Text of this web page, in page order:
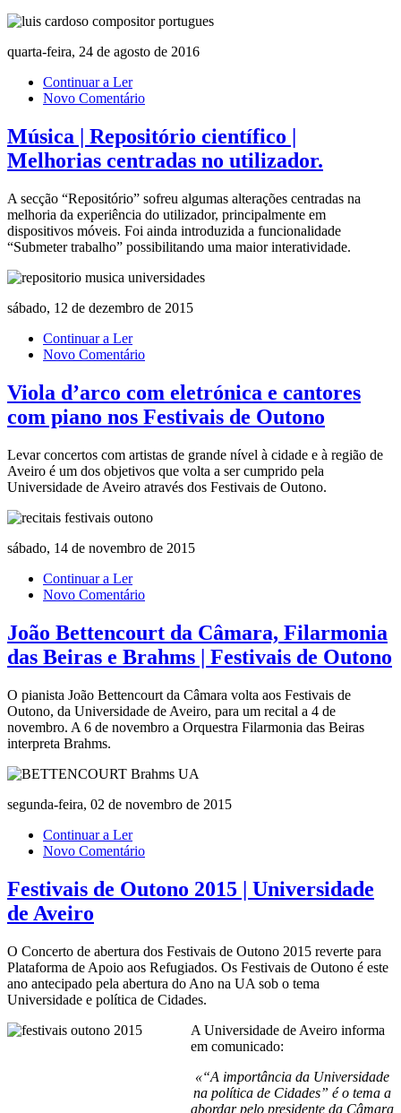
quarta-feira, 24 de agosto de 2016
Continuar a Ler
Novo Comentário
Música | Repositório científico |
Melhorias centradas no utilizador.
A secção “Repositório” sofreu algumas alterações centradas na
melhoria da experiência do utilizador, principalmente em
dispositivos móveis. Foi ainda introduzida a funcionalidade
“Submeter trabalho” possibilitando uma maior interatividade.
sábado, 12 de dezembro de 2015
Continuar a Ler
Novo Comentário
Viola d’arco com eletrónica e cantores
com piano nos Festivais de Outono
Levar concertos com artistas de grande nível à cidade e à região de
Aveiro é um dos objetivos que volta a ser cumprido pela
Universidade de Aveiro através dos Festivais de Outono.
sábado, 14 de novembro de 2015
Continuar a Ler
Novo Comentário
João Bettencourt da Câmara, Filarmonia
das Beiras e Brahms | Festivais de Outono
O pianista João Bettencourt da Câmara volta aos Festivais de
Outono, da Universidade de Aveiro, para um recital a 4 de
novembro. A 6 de novembro a Orquestra Filarmonia das Beiras
interpreta Brahms.
segunda-feira, 02 de novembro de 2015
Continuar a Ler
Novo Comentário
Festivais de Outono 2015 | Universidade
de Aveiro
O Concerto de abertura dos Festivais de Outono 2015 reverte para
Plataforma de Apoio aos Refugiados. Os Festivais de Outono é este
ano antecipado pela abertura do Ano na UA sob o tema
Universidade e política de Cidades.
A Universidade de Aveiro informa
em comunicado:
«“A importância da Universidade
na política de Cidades” é o tema a
abordar pelo presidente da Câmara